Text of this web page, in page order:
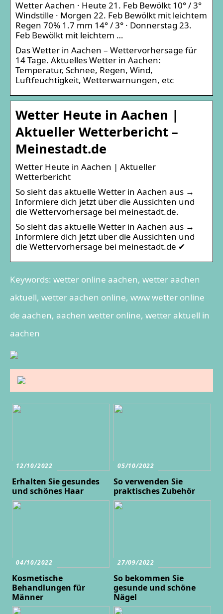
Wetter Aachen · Heute 21. Feb Bewölkt 10° / 3°
Windstille · Morgen 22. Feb Bewölkt mit leichtem
Regen 70% 1.7 mm 14° / 3° · Donnerstag 23.
Feb Bewölkt mit leichtem …
Das Wetter in Aachen – Wettervorhersage für
14 Tage. Aktuelles Wetter in Aachen:
Temperatur, Schnee, Regen, Wind,
Luftfeuchtigkeit, Wetterwarnungen, etc
Wetter Heute in Aachen |
Aktueller Wetterbericht –
Meinestadt.de
Wetter Heute in Aachen | Aktueller
Wetterbericht
So sieht das aktuelle Wetter in Aachen aus →
Informiere dich jetzt über die Aussichten und
die Wettervorhersage bei meinestadt.de.
So sieht das aktuelle Wetter in Aachen aus →
Informiere dich jetzt über die Aussichten und
die Wettervorhersage bei meinestadt.de ✔
Keywords: wetter online aachen, wetter aachen
aktuell, wetter aachen online, www wetter online
de aachen, aachen wetter online, wetter aktuell in
aachen
12/10/2022
Erhalten Sie gesundes
und schönes Haar
05/10/2022
So verwenden Sie
praktisches Zubehör
04/10/2022
Kosmetische
Behandlungen für
Männer
27/09/2022
So bekommen Sie
gesunde und schöne
Nägel